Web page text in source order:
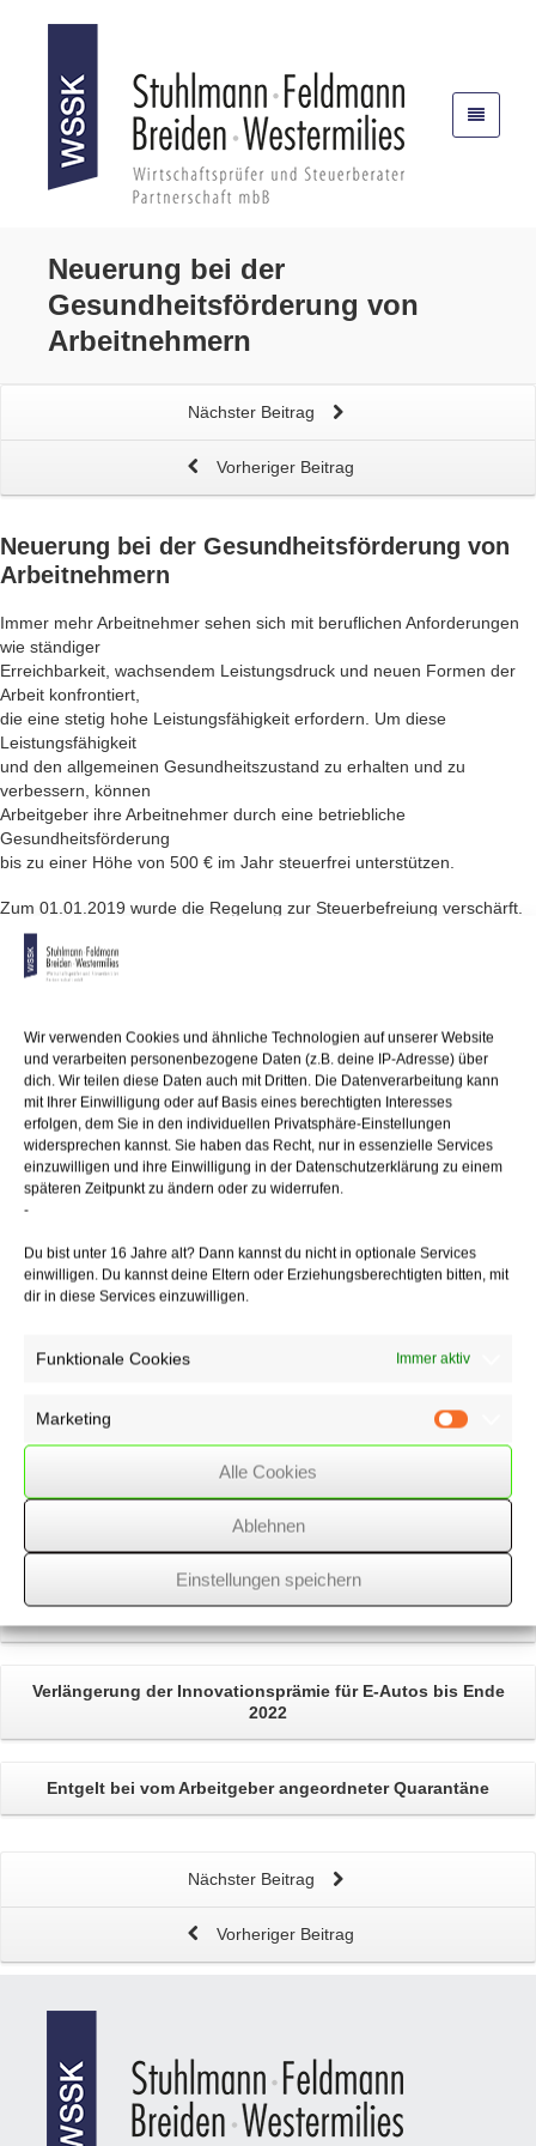
Wir verwenden Cookies und ähnliche Technologien auf unserer Website
und verarbeiten personenbezogene Daten (z.B. deine IP-Adresse) über
dich. Wir teilen diese Daten auch mit Dritten. Die Datenverarbeitung kann
mit Ihrer Einwilligung oder auf Basis eines berechtigten Interesses
erfolgen, dem Sie in den individuellen Privatsphäre-Einstellungen
widersprechen kannst. Sie haben das Recht, nur in essenzielle Services
einzuwilligen und ihre Einwilligung in der Datenschutzerklärung zu einem
späteren Zeitpunkt zu ändern oder zu widerrufen.
-
Du bist unter 16 Jahre alt? Dann kannst du nicht in optionale Services
einwilligen. Du kannst deine Eltern oder Erziehungsberechtigten bitten, mit
dir in diese Services einzuwilligen.
Funktionale Cookies Immer aktiv
Marketing
Alle Cookies
Ablehnen
Einstellungen speichern
Neuerung bei der
Gesundheitsförderung von
Arbeitnehmern
Nächster Beitrag
Vorheriger Beitrag
Neuerung bei der Gesundheitsförderung von
Arbeitnehmern
Immer mehr Arbeitnehmer sehen sich mit beruflichen Anforderungen
wie ständiger
Erreichbarkeit, wachsendem Leistungsdruck und neuen Formen der
Arbeit konfrontiert,
die eine stetig hohe Leistungsfähigkeit erfordern. Um diese
Leistungsfähigkeit
und den allgemeinen Gesundheitszustand zu erhalten und zu
verbessern, können
Arbeitgeber ihre Arbeitnehmer durch eine betriebliche
Gesundheitsförderung
bis zu einer Höhe von 500 € im Jahr steuerfrei unterstützen.
Zum 01.01.2019 wurde die Regelung zur Steuerbefreiung verschärft.
Von
der Steuer sind jetzt nur noch Maßnahmen mit Zertifizierung durch
das
Steuerbefreiung bei der betrieblichen Gesundheitsförderung.
Für Maßnahmen, die bereits vor dem 01.01.2019 begonnen haben
und
keine Zertifizierung vorweisen, wurde eine Übergangsregelung
getroffen.
Für diese Maßnahmen ist die Zertifizierung zur Erlangung der
Steuerbefreiung
werden.
18/03/2019 / WSSK
Überden Autor
Anforderungen an die Fristsetzung zur
Verlängerung der Innovationsprämiefür E-Autos bis Ende
2022
Entgelt bei vom Arbeitgeberangeordneter Quarantäne
Nächster Beitrag
Vorheriger Beitrag